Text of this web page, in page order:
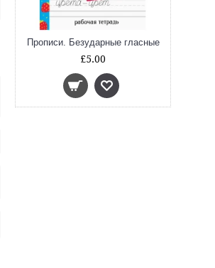
Прописи. Безударные гласные
£5.00